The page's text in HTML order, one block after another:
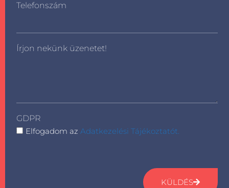
Telefonszám
Írjon nekünk üzenetet!
GDPR
Elfogadom azAdatkezelési Tájékoztatót.
KÜLDÉS